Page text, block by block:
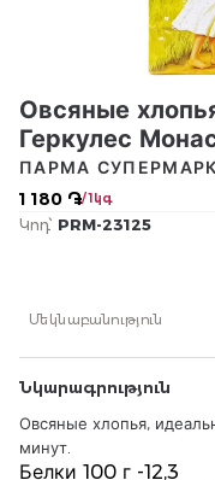
Овсяные
Геркулес
1 180 ֏/ 1կգ
ПАРМА
Կոդ՝ PRM-23125
Մեկնաբանություն
Նկարագրություն
Овсяные хлопья,
минут.
Белки 100 г -12,3